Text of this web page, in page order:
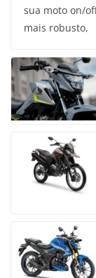
sua moto on/
mais robusto,